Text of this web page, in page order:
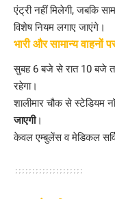
एंट्री नहीं मिलेगी, जबकि
विशेष नियम लगाए जाएंगे।
भारी और सामान्य वाहनों
सुबह 6 बजे से रात 10 बजे
रहेगा।
शालीमार चौक से स्टेडियम
जाएगी।
केवल एम्बुलेंस व मेडिकल